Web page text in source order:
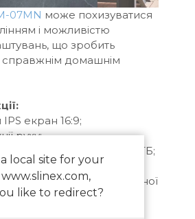
07MN може похизуватися
і можливістю
що зробить
домашнім
екран 16:9;
руху;
карт об'ємом до 32 ГБ;
мелодій;
мелодія виклику для кожної
local site for your
like to redirect?